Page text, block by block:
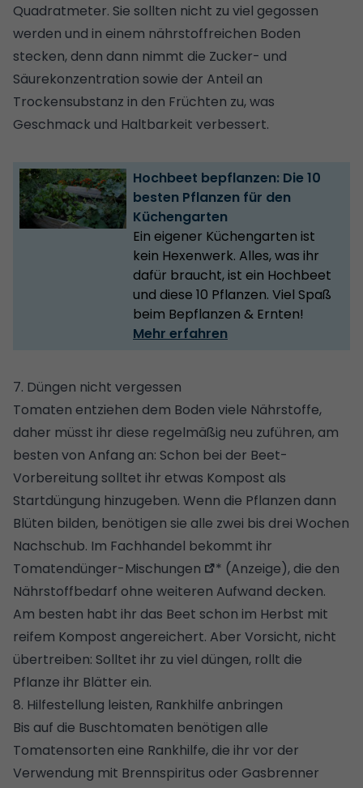
Quadratmeter. Sie sollten nicht zu viel gegossen
werden und in einem nährstoffreichen Boden
stecken, denn dann nimmt die Zucker- und
Säurekonzentration sowie der Anteil an
Trockensubstanz in den Früchten zu, was
Geschmack und Haltbarkeit verbessert.
Hochbeet bepflanzen: Die 10
besten Pflanzen für den
Küchengarten
Ein eigener Küchengarten ist
kein Hexenwerk. Alles, was ihr
dafür braucht, ist ein Hochbeet
und diese 10 Pflanzen. Viel Spaß
beim Bepflanzen & Ernten!
Mehr erfahren
7. Düngen nicht vergessen
Tomaten entziehen dem Boden viele Nährstoffe,
daher müsst ihr diese regelmäßig neu zuführen, am
besten von Anfang an: Schon bei der Beet-
Vorbereitung solltet ihr etwas Kompost als
Startdüngung hinzugeben. Wenn die Pflanzen dann
Blüten bilden, benötigen sie alle zwei bis drei Wochen
Nachschub. Im Fachhandel bekommt ihr
Tomatendünger-Mischungen
* (Anzeige), die den
Nährstoffbedarf ohne weiteren Aufwand decken.
Am besten habt ihr das Beet schon im Herbst mit
reifem Kompost angereichert. Aber Vorsicht, nicht
übertreiben: Solltet ihr zu viel düngen, rollt die
Pflanze ihr Blätter ein.
8. Hilfestellung leisten, Rankhilfe anbringen
Bis auf die Buschtomaten benötigen alle
Tomatensorten eine Rankhilfe, die ihr vor der
Verwendung mit Brennspiritus oder Gasbrenner